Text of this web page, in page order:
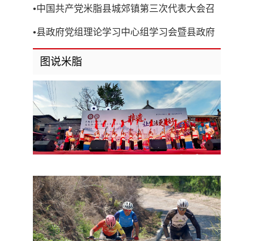
•中国共产党米脂县城郊镇第三次代表大会召
•县政府党组理论学习中心组学习会暨县政府
第8次党组（扩大）会议召开
图说米脂